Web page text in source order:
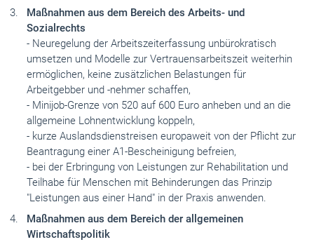
Maßnahmen aus dem Bereich des Arbeits- und
Sozialrechts
- Neuregelung der Arbeitszeiterfassung unbürokratisch
umsetzen und Modelle zur Vertrauensarbeitszeit weiterhin
ermöglichen, keine zusätzlichen Belastungen für
Arbeitgebber und -nehmer schaffen,
- Minijob-Grenze von 520 auf 600 Euro anheben und an die
allgemeine Lohnentwicklung koppeln,
- kurze Auslandsdienstreisen europaweit von der Pflicht zur
Beantragung einer A1-Bescheinigung befreien,
- bei der Erbringung von Leistungen zur Rehabilitation und
Teilhabe für Menschen mit Behinderungen das Prinzip
"Leistungen aus einer Hand" in der Praxis anwenden.
Maßnahmen aus dem Bereich der allgemeinen
Wirtschaftspolitik